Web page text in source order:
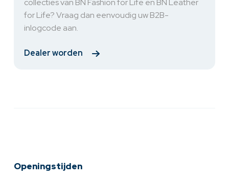
collecties van BN Fashion for Life en BN Leather
for Life? Vraag dan eenvoudig uw B2B-
inlogcode aan.
Dealer worden
Openingstijden